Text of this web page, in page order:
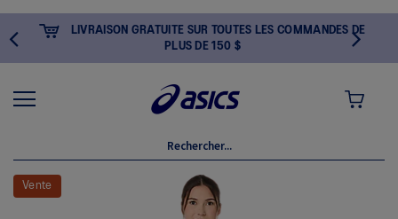
LIVRAISON GRATUITE SUR TOUTES LES COMMANDES DE
PLUS DE 150 $
MON
to
the
Vente